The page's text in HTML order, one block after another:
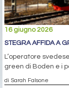
16 giugno 2026
STEGRA AFFIDA A
L’operatore
green di Boden e i
di Sarah Falsone